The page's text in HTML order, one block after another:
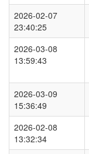
2026-02-07
23:40:25
2026-03-08
13:59:43
2026-03-09
15:36:49
2026-02-08
13:32:34